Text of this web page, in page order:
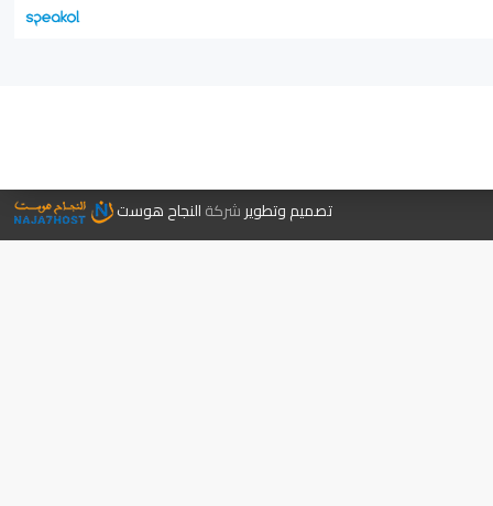
تصميم وتطويرشركةالنجاح هوست